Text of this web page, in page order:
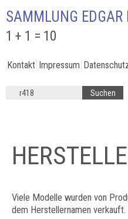
SAMMLUNG EDGAR
1 + 1 = 10
Kontakt Impressum
Viele Modelle wurden von
dem Herstellernamen verkauft.